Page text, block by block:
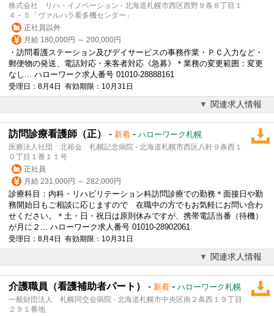
株式会社 リハ・イノベーション - 北海道札幌市西区西野９条８丁目１
４－５「ヴァルハラ看多機センター」
正社員以外
月給 180,000円 ～ 200,000円
・訪問看護ステーション及びデイサービスの事務作業・ＰＣ入力など・
郵便物の発送、電話対応・来客者対応《急募》＊業務の変更範囲：変更
なし... ハローワーク求人番号 01010-28888161
受理日：8月4日 有効期限：10月31日
関連求人情報
訪問診療看護師（正） - 新着 - ハローワーク札幌
医療法人社団 北裕会 札幌記念病院 - 北海道札幌市西区八軒９条西１
０丁目１番１１号
正社員
月給 231,000円 ～ 282,000円
診療科目：内科・リハビリテーション科訪問診療での勤務＊面接日や勤
務開始日もご相談に応じますので 在職中の方でもお気軽にお問い合わ
せください。＊土・日・祝日は原則休みですが、携帯電話当番（待機）
が月に２... ハローワーク求人番号 01010-28902061
受理日：8月4日 有効期限：10月31日
関連求人情報
介護職員（看護補助者パート） - 新着 - ハローワーク札幌
一般財団法人 札幌同交会病院 - 北海道札幌市中央区南２条西１９丁目
２９１番地